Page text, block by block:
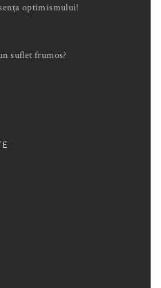
optimismului!
suflet frumos?